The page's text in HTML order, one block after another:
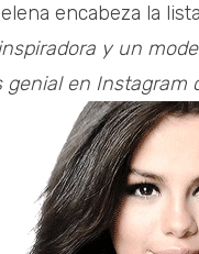
encabeza la
y un
genial en